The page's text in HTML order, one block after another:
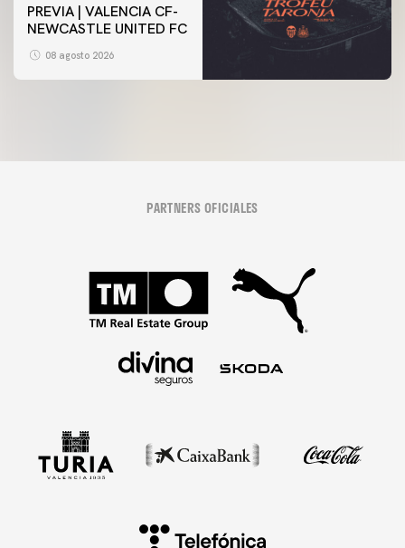
PREVIA | VALENCIA CF-
NEWCASTLE UNITED FC
08 agosto 2026
PARTNERS OFICIALES